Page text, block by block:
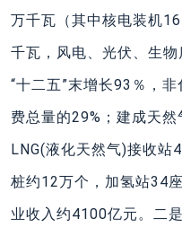
万千瓦（其中核电装机
千瓦，风电、光伏、生
“十二五”末增长93％，
费总量的29%；建成天
LNG(液化天然气)接收站
桩约12万个，加氢站34
业收入约4100亿元。二